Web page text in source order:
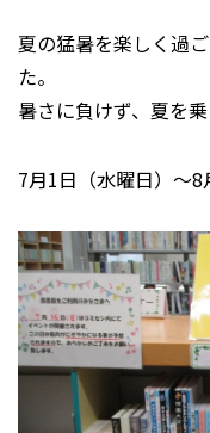
夏の猛暑を楽しく過
た。
暑さに負けず、夏を
7月1日（水曜日）～